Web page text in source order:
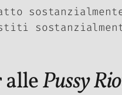
allePussy